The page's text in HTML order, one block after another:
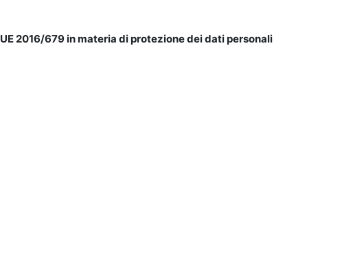
2016/679 in materia di protezione dei dati personali